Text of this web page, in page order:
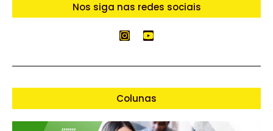
Nos siga nas redes sociais
Colunas